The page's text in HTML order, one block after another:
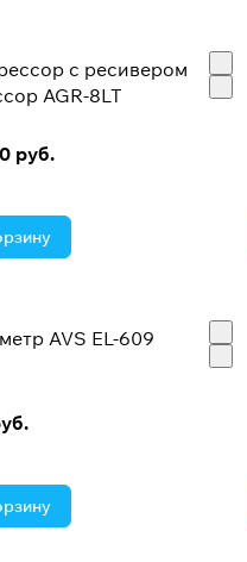
с ресивером
AGR-8LT
руб.
AVS EL-609